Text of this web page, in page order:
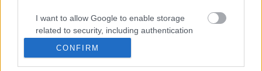
I want to allow Google to enable storage
related to security, including authentication
CONFIRM
KIEMELT
Megérkezett az eső a Duna